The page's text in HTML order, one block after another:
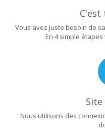
C'est
Vous avez juste besoin de
En 4 simple
Site
Nous utilisons des